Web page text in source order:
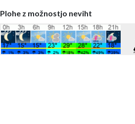
Plohe z možnostjo neviht